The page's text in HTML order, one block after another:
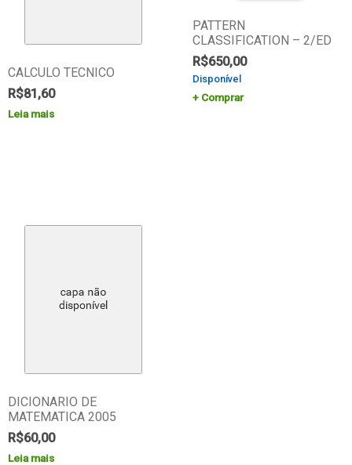
CALCULO TECNICO
R$81,60
Leia mais
PATTERN
CLASSIFICATION – 2/ED
R$650,00
Disponível
Comprar
DICIONARIO DE
MATEMATICA 2005
R$60,00
Leia mais